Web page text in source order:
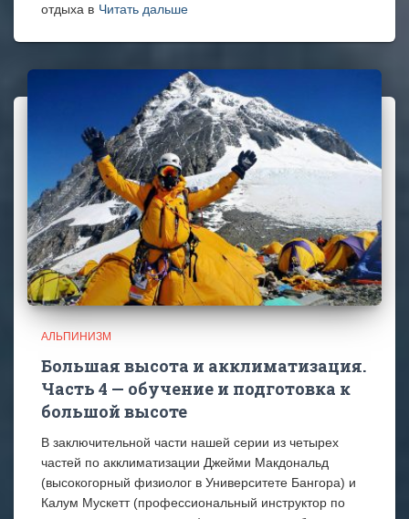
отдыха в Читать дальше
АЛЬПИНИЗМ
Большая высота и акклиматизация.
Часть 4 — обучение и подготовка к
большой высоте
В заключительной части нашей серии из четырех
частей по акклиматизации Джейми Макдональд
(высокогорный физиолог в Университете Бангора) и
Калум Мускетт (профессиональный инструктор по